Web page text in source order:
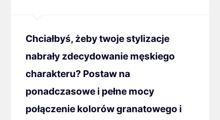
Chciałbyś, żeby twoje stylizacje
nabrały zdecydowanie męskiego
charakteru? Postaw na
ponadczasowe i pełne mocy
połączenie kolorów granatowego i